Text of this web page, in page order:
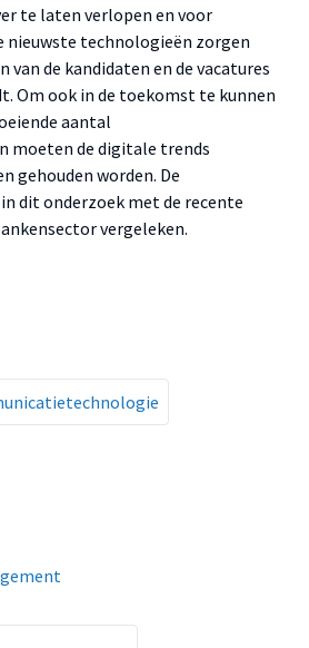
te laten verlopen en voor
nieuwste technologieën zorgen
de kandidaten en de vacatures
Om ook in de toekomst te kunnen
aantal
moeten de digitale trends
gehouden worden. De
dit onderzoek met de recente
vergeleken.